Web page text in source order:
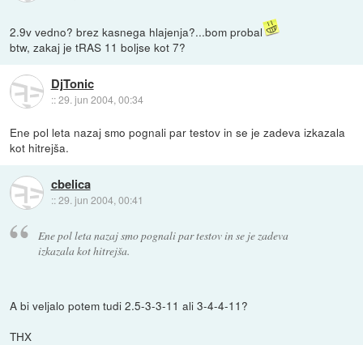
2.9v vedno? brez kasnega hlajenja?...bom probal
btw, zakaj je tRAS 11 boljse kot 7?
DjTonic
::29. jun 2004, 00:34
Ene pol leta nazaj smo pognali par testov in se je zadeva izkazala
kot hitrejša.
cbelica
::29. jun 2004, 00:41
Ene pol leta nazaj smo pognali par testov in se je zadeva
izkazala kot hitrejša.
A bi veljalo potem tudi 2.5-3-3-11 ali 3-4-4-11?
THX